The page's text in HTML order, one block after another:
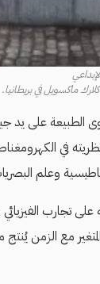
ماكسويل في بريطانيا.
الطبيعة على
قدم نظريته في
وعلم
تجارب
مع الزمن